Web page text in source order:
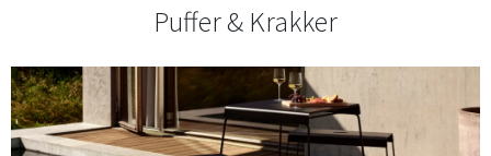
Puffer & Krakker